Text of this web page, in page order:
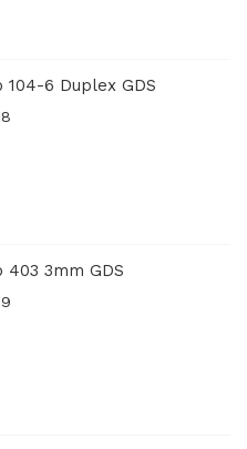
6 Duplex GDS
3mm GDS